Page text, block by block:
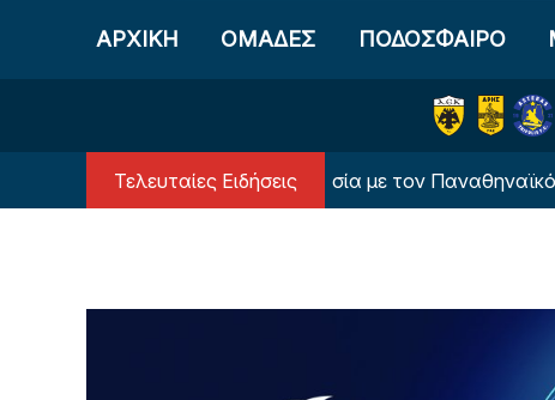
ΑΡΧΙΚΗ OΜΑΔΕΣ ΠΟΔΟΣΦΑΙΡΟ
Τελευταίες Ειδήσεις
για τον Λιβάι Γκαρσία με τον Παναθηναϊκό